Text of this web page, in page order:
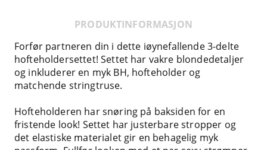
PRODUKTINFORMASJON
Forfør partneren din i dette iøynefallende 3-delte
hofteholdersettet! Settet har vakre blondedetaljer
og inkluderer en myk BH, hofteholder og
matchende stringtruse.
Hofteholderen har snøring på baksiden for en
fristende look! Settet har justerbare stropper og
det elastiske materialet gir en behagelig myk